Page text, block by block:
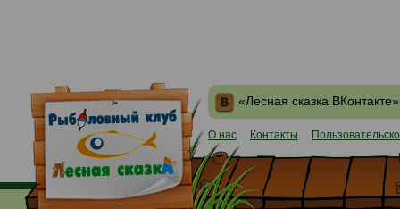
«Лесная сказка ВКонтакте»
О нас Контакты